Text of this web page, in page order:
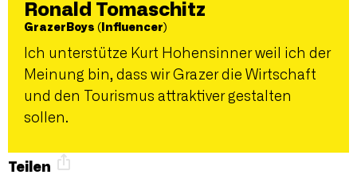
Ronald Tomaschitz
GrazerBoys (Influencer)
Ich unterstütze Kurt Hohensinner weil ich der
Meinung bin, dass wir Grazer die Wirtschaft
und den Tourismus attraktiver gestalten
sollen.
Teilen